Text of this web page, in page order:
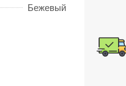
Бежевый